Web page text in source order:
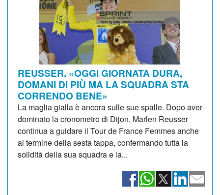
REUSSER. «OGGI GIORNATA DURA,
DOMANI DI PIÙ MA LA SQUADRA STA
CORRENDO BENE»
La maglia gialla è ancora sulle sue spalle. Dopo aver
dominato la cronometro di Dijon, Marlen Reusser
continua a guidare il Tour de France Femmes anche
al termine della sesta tappa, confermando tutta la
solidità della sua squadra e la...